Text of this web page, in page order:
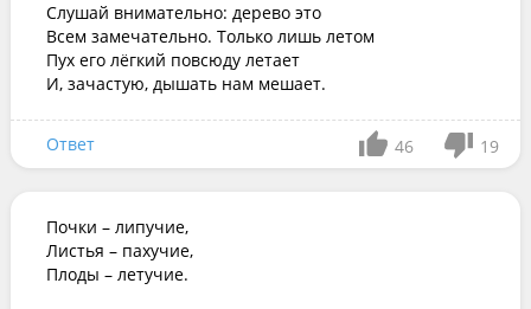
Слушай внимательно: дерево это
Всем замечательно. Только лишь летом
Пух его лёгкий повсюду летает
И, зачастую, дышать нам мешает.
Ответ 46 19
Почки – липучие,
Листья – пахучие,
Плоды – летучие.